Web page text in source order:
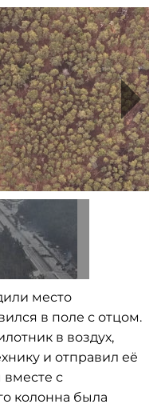
место
в поле с отцом.
в воздух,
и отправил её
с
колонна была